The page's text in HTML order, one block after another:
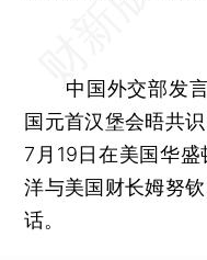
中国外交部发言
国元首汉堡会晤共
7月19日在美国华
洋与美国财长姆努
话。